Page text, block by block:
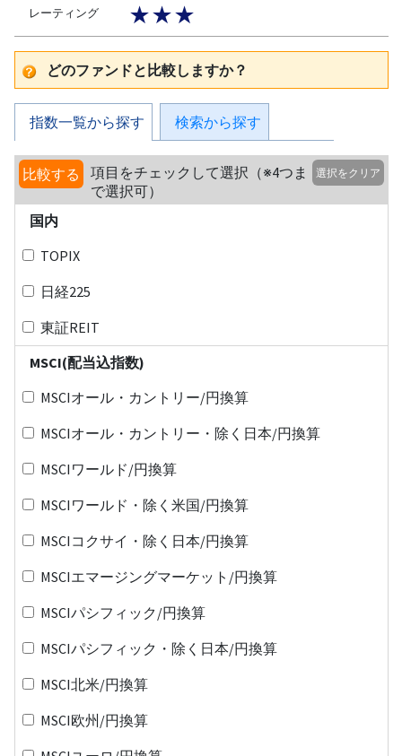
レーティング ★★★
どのファンドと比較しますか？
指数一覧から探す 検索から探す
比較する
項目をチェックして選択（※4つま
で選択可）
選択をクリア
国内
TOPIX
日経225
東証REIT
MSCI(配当込指数)
MSCIオール・カントリー/円換算
MSCIオール・カントリー・除く日本/円換算
MSCIワールド/円換算
MSCIワールド・除く米国/円換算
MSCIコクサイ・除く日本/円換算
MSCIエマージングマーケット/円換算
MSCIパシフィック/円換算
MSCIパシフィック・除く日本/円換算
MSCI北米/円換算
MSCI欧州/円換算